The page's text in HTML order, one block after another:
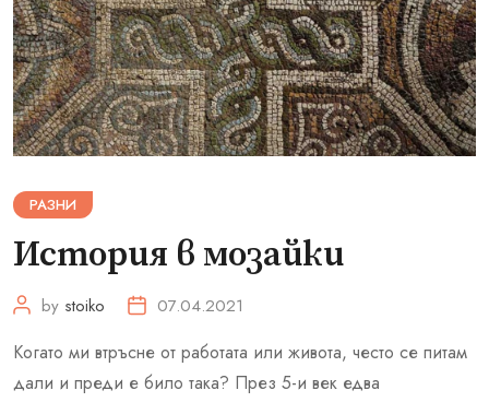
РАЗНИ
История в мозайки
by stoiko 07.04.2021
Когато ми втръсне от работата или живота, често се питам
дали и преди е било така? През 5-и век едва